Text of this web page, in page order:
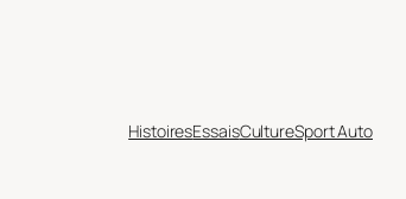
HistoiresEssaisCultureSport Auto